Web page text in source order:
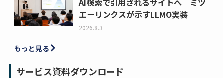
AI検索で引用されるサイトへ ミツ
エーリンクスが示すLLMO実装
2026.8.3
もっと見る
サービス資料ダウンロード